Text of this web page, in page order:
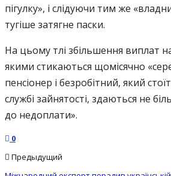
пігулку», і слідуючи тим же
тугіше затягне паски.
На цьому тлі збільшення виплат
якими стикаються щомісячно
пенсіонер і безробітний, який
службі зайнятості, здаються не
до недоплати».
0
Предыдущий